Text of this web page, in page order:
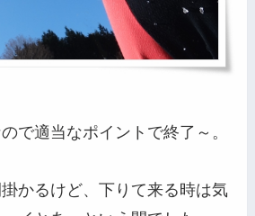
で適当なポイントで終了～。
かるけど、下りて来る時は気